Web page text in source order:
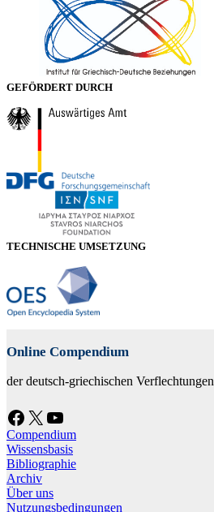
GEFÖRDERT DURCH
TECHNISCHE UMSETZUNG
Online Compendium
der deutsch-griechischen Verflechtungen
Facebook X YouTube
Compendium
Wissensbasis
Bibliographie
Archiv
Über uns
Nutzungsbedingungen